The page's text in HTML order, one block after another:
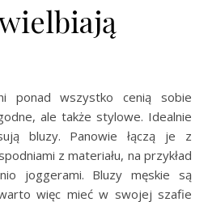
ponad wszystko cenią sobie
ale także stylowe. Idealnie
bluzy. Panowie łączą je z
z materiału, na przykład
joggerami. Bluzy męskie są
więc mieć w swojej szafie